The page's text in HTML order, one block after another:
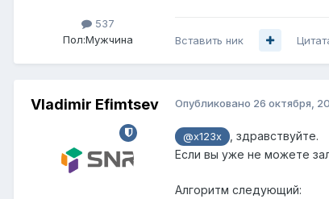
537
Пол:Мужчина Вставить ник
Vladimir Efimtsev Опубликовано 26 октября,
@x123x
, здравствуйте.
Если вы уже не можете
Алгоритм следующий: